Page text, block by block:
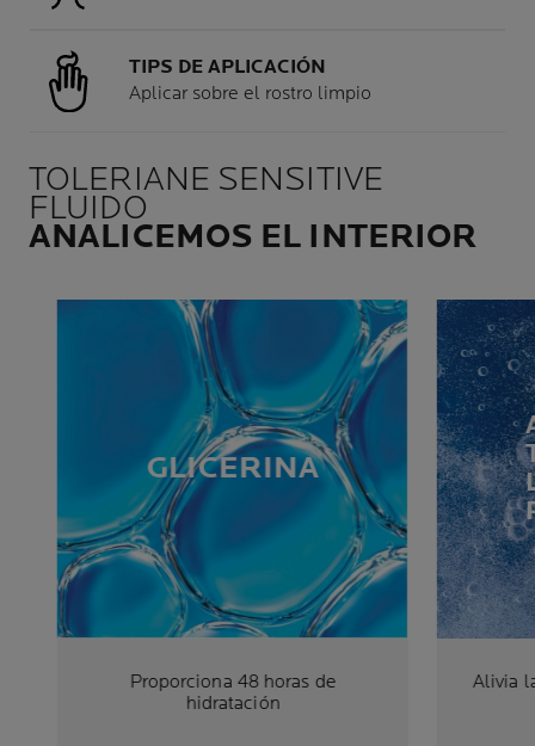
TIPS DE APLICACIÓN
Aplicar sobre el rostro limpio
TOLERIANE SENSITIVE
FLUIDO
ANALICEMOS EL INTERIOR
GLICERINA
Proporciona 48 horas de
hidratación
Alivia